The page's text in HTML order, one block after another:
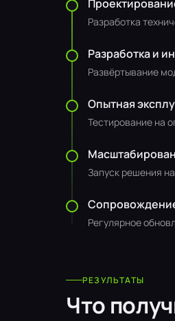
Разработка
Разработка и
Развёртывание
Опытная
Тестирование на
Запуск решения
Регулярное
РЕЗУЛЬТАТЫ
Что